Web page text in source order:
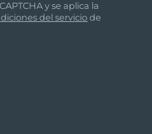
y se aplica la
del serviciode